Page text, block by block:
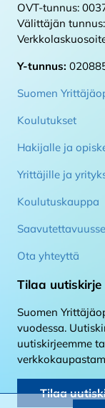
OVT-tunnus:
Välittäjän
Y-tunnus:
Suomen
Koulutukset
Hakijalle ja
Yrittäjille ja
Koulutuskauppa
Ota yhteyttä
Tilaa uutiskirje
Suomen
vuodessa.
uutiskirjeemme
Tilaa